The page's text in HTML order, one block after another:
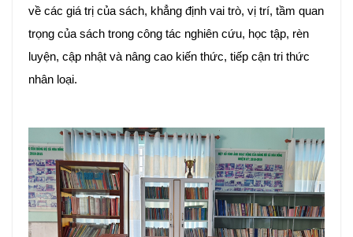
về các giá trị của sách, khẳng định vai trò, vị trí, tầm quan
trọng của sách trong công tác nghiên cứu, học tập, rèn
luyện, cập nhật và nâng cao kiến thức, tiếp cận tri thức
nhân loại.